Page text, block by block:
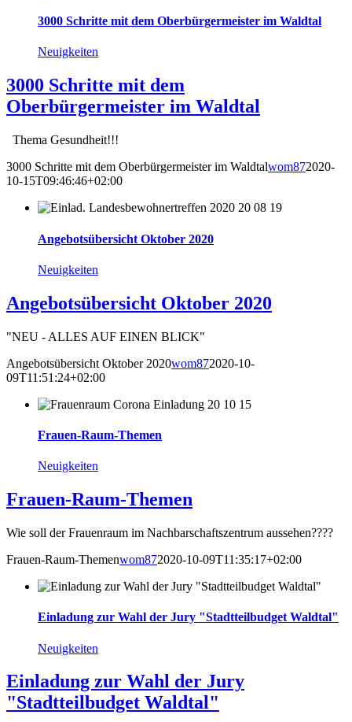
3000 Schritte mit dem Oberbürgermeister im Waldtal
Neuigkeiten
3000 Schritte mit dem
Oberbürgermeister im Waldtal
Thema Gesundheit!!!
3000 Schritte mit dem Oberbürgermeister im Waldtalwom872020-
10-15T09:46:46+02:00
Angebotsübersicht Oktober 2020
Neuigkeiten
Angebotsübersicht Oktober 2020
"NEU - ALLES AUF EINEN BLICK"
Angebotsübersicht Oktober 2020wom872020-10-
09T11:51:24+02:00
Frauen-Raum-Themen
Neuigkeiten
Frauen-Raum-Themen
Wie soll der Frauenraum im Nachbarschaftszentrum aussehen????
Frauen-Raum-Themenwom872020-10-09T11:35:17+02:00
Einladung zur Wahl der Jury "Stadtteilbudget Waldtal"
Neuigkeiten
Einladung zur Wahl der Jury
"Stadtteilbudget Waldtal"